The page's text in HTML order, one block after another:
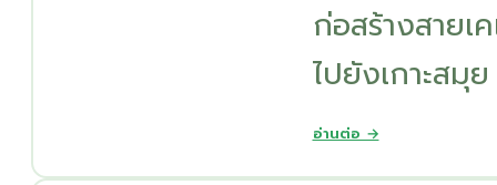
ก่อสร้างสายเ
ไปยังเกาะสมุย
อ่านต่อ →